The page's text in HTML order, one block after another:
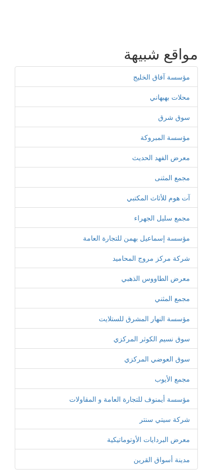
مواقع شبيهة
مؤسسة آفاق الخليج
محلات بهبهاني
سوق شرق
مؤسسة المبروكة
معرض الفهد الحديث
مجمع المثنى
آت هوم للأثاث المكتبي
مجمع سليل الجهراء
مؤسسة إسماعيل بهمن للتجارة العامة
شركة مركز مروج المحاميد
معرض الطاووس الذهبي
مجمع المثني
مؤسسة النهار المشرق للستلايت
سوق نسيم الكوثر المركزي
سوق العوضي المركزي
مجمع الأيوب
مؤسسة أيمنوف للتجارة العامة و المقاولات
شركة سيتي سنتر
معرض البردايات الأوتوماتيكية
مدينة أسواق القرين